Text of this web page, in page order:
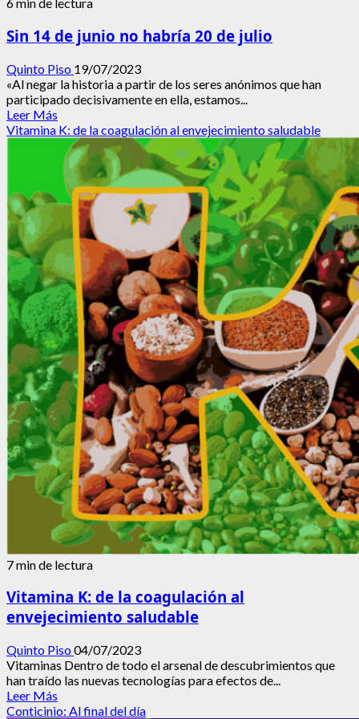
6 min de lectura
Sin 14 de junio no habría 20 de julio
Quinto Piso 19/07/2023
«Al negar la historia a partir de los seres anónimos que han
participado decisivamente en ella, estamos...
Leer Más
más
acerca
de
Sin
14
de
junio
no
habría
20
de
julio
Vitamina K: de la coagulación al envejecimiento saludable
7 min de lectura
Vitamina K: de la coagulación al
envejecimiento saludable
Quinto Piso04/07/2023
Vitaminas Dentro de todo el arsenal de descubrimientos que
han traído las nuevas tecnologías para efectos de...
Leer Más
más
Conticinio: Al final del día